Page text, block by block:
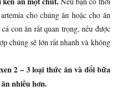
cho chúng ăn hoặc cho ăn
con ăn rất quan trọng, nếu được
chúng sẽ lớn rất nhanh và không
2 – 3 loại thức ăn và đổi bữa
nhiều hơn.